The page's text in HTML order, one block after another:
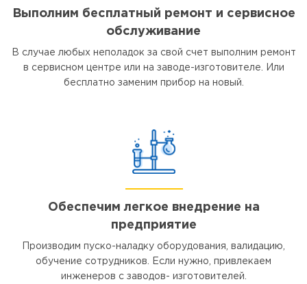
Выполним бесплатный ремонт и сервисное
обслуживание
В случае любых неполадок за свой счет выполним ремонт
в сервисном центре или на заводе-изготовителе. Или
бесплатно заменим прибор на новый.
Обеспечим легкое внедрение на
предприятие
Производим пуско-наладку оборудования, валидацию,
обучение сотрудников. Если нужно, привлекаем
инженеров с заводов- изготовителей.